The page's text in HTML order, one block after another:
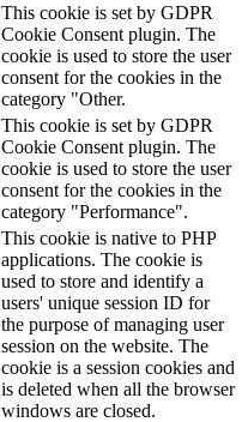
This cookie is set by GDPR
Cookie Consent plugin. The
cookie is used to store the user
consent for the cookies in the
category "Other.
This cookie is set by GDPR
Cookie Consent plugin. The
cookie is used to store the user
consent for the cookies in the
category "Performance".
This cookie is native to PHP
applications. The cookie is
used to store and identify a
users' unique session ID for
the purpose of managing user
session on the website. The
cookie is a session cookies and
is deleted when all the browser
windows are closed.